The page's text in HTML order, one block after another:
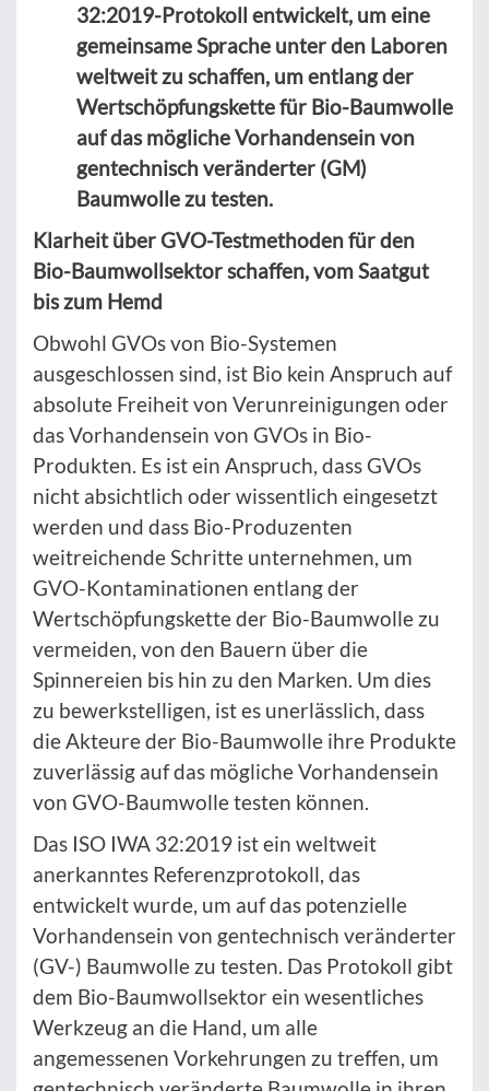
32:2019-Protokoll entwickelt, um eine
gemeinsame Sprache unter den Laboren
weltweit zu schaffen, um entlang der
Wertschöpfungskette für Bio-Baumwolle
auf das mögliche Vorhandensein von
gentechnisch veränderter (GM)
Baumwolle zu testen.
Klarheit über GVO-Testmethoden für den
Bio-Baumwollsektor schaffen, vom Saatgut
bis zum Hemd
Obwohl GVOs von Bio-Systemen
ausgeschlossen sind, ist Bio kein Anspruch auf
absolute Freiheit von Verunreinigungen oder
das Vorhandensein von GVOs in Bio-
Produkten. Es ist ein Anspruch, dass GVOs
nicht absichtlich oder wissentlich eingesetzt
werden und dass Bio-Produzenten
weitreichende Schritte unternehmen, um
GVO-Kontaminationen entlang der
Wertschöpfungskette der Bio-Baumwolle zu
vermeiden, von den Bauern über die
Spinnereien bis hin zu den Marken. Um dies
zu bewerkstelligen, ist es unerlässlich, dass
die Akteure der Bio-Baumwolle ihre Produkte
zuverlässig auf das mögliche Vorhandensein
von GVO-Baumwolle testen können.
Das ISO IWA 32:2019 ist ein weltweit
anerkanntes Referenzprotokoll, das
entwickelt wurde, um auf das potenzielle
Vorhandensein von gentechnisch veränderter
(GV-) Baumwolle zu testen. Das Protokoll gibt
dem Bio-Baumwollsektor ein wesentliches
Werkzeug an die Hand, um alle
angemessenen Vorkehrungen zu treffen, um